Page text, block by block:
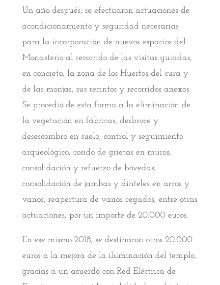
Un año después, se efectuaron actuaciones de
acondicionamiento y seguridad necesarias
para la incorporación de nuevos espacios del
Monasterio al recorrido de las visitas guiadas,
en concreto, la zona de los Huertos del cura y
de las monjas, sus recintos y recorridos anexos.
Se procedió de esta forma a la eliminación de
la vegetación en fábricas, desbroce y
desescombro en suelo, control y seguimiento
arqueológico, cosido de grietas en muros,
consolidación y refuerzo de bóvedas,
consolidación de jambas y dinteles en arcos y
vanos, reapertura de vanos cegados, entre otras
actuaciones, por un importe de 20.000 euros.
En ese mismo 2018, se destinaron otros 20.000
euros a la mejora de la iluminación del templo,
gracias a un acuerdo con Red Eléctrica de